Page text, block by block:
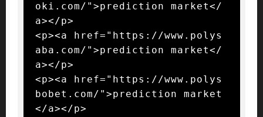
oki.com/">prediction market</
a></p>
<p><a href="https://www.polys
aba.com/">prediction market</
a></p>
<p><a href="https://www.polys
bobet.com/">prediction market
</a></p>